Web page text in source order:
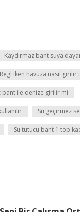
Kaydırmaz bant suya
Regl iken havuza nasıl
bant ile denize girilir mi
Su geçirmez
Su tutucu bant 1 top